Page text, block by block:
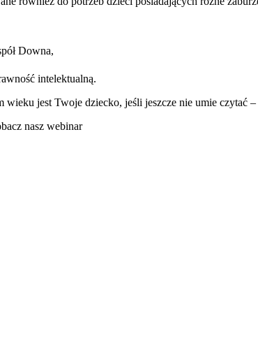
Downa,
intelektualną.
wieku jest Twoje dziecko, jeśli jeszcze nie umie czytać
nasz webinar